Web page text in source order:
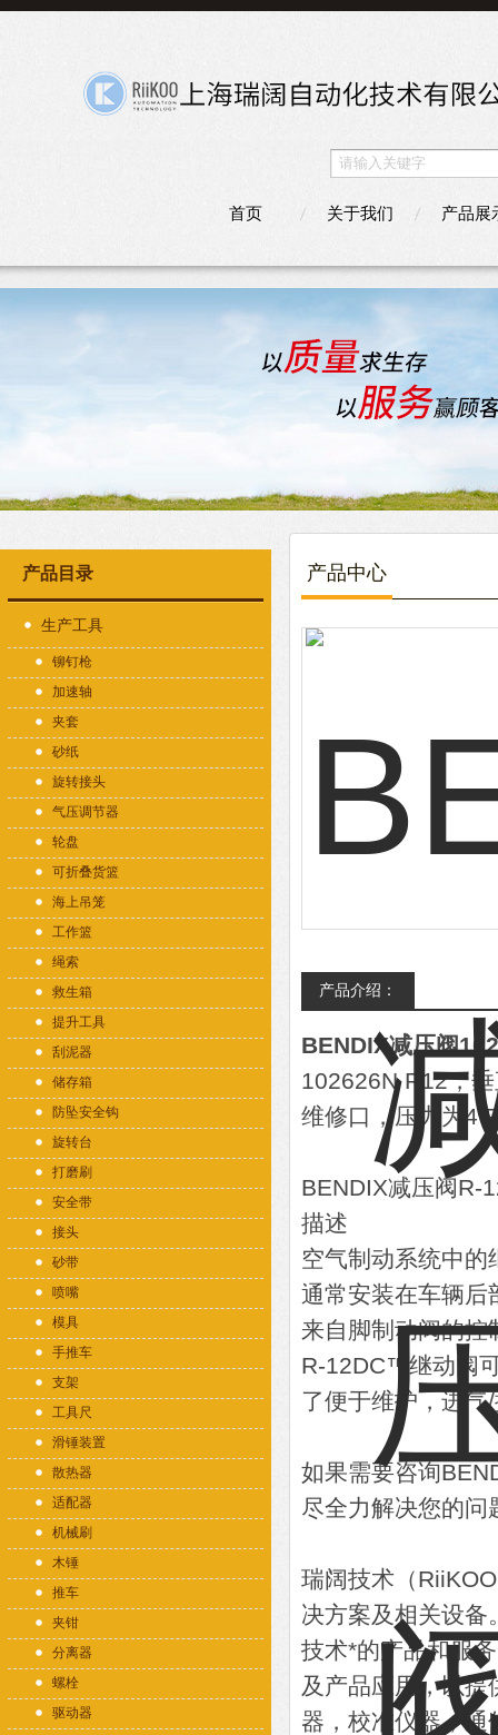
首页 关于我们 产品展
产品目录
生产工具
铆钉枪
加速轴
夹套
砂纸
旋转接头
气压调节器
轮盘
可折叠货篮
海上吊笼
工作篮
绳索
救生箱
提升工具
刮泥器
储存箱
防坠安全钩
旋转台
打磨刷
安全带
接头
砂带
喷嘴
模具
手推车
支架
工具尺
滑锤装置
散热器
适配器
机械刷
木锤
推车
夹钳
分离器
螺栓
驱动器
产品中心
产品介绍：
BENDIX减压阀
102626N R12，
维修口，压力为4
BENDIX减压阀R-
描述
空气制动系统中的
通常安装在车辆后
来自脚制动阀的控
R-12DC™继动阀
了便于维护，进气
如果需要咨询
尽全力解决您的问
瑞阔技术（
决方案及相关设备
技术*的产品和服
及产品应用，以提
器，校准仪器，通